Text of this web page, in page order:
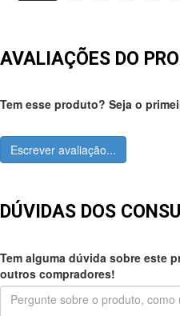
AVALIAÇÕES DO
Tem esse produto? Seja o
Escrever avaliação...
DÚVIDAS DOS
Tem alguma dúvida sobre este
outros compradores!